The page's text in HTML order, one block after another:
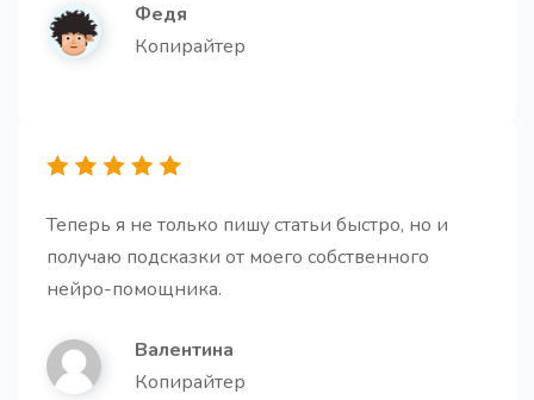
Получите идеи для ваших будущих статей
Получите запоминающиеся и кликбейтные
заголовки.
Федя
Копирайтер
Теперь я не только пишу статьи быстро, но и
получаю подсказки от моего собственного
нейро-помощника.
Валентина
Копирайтер